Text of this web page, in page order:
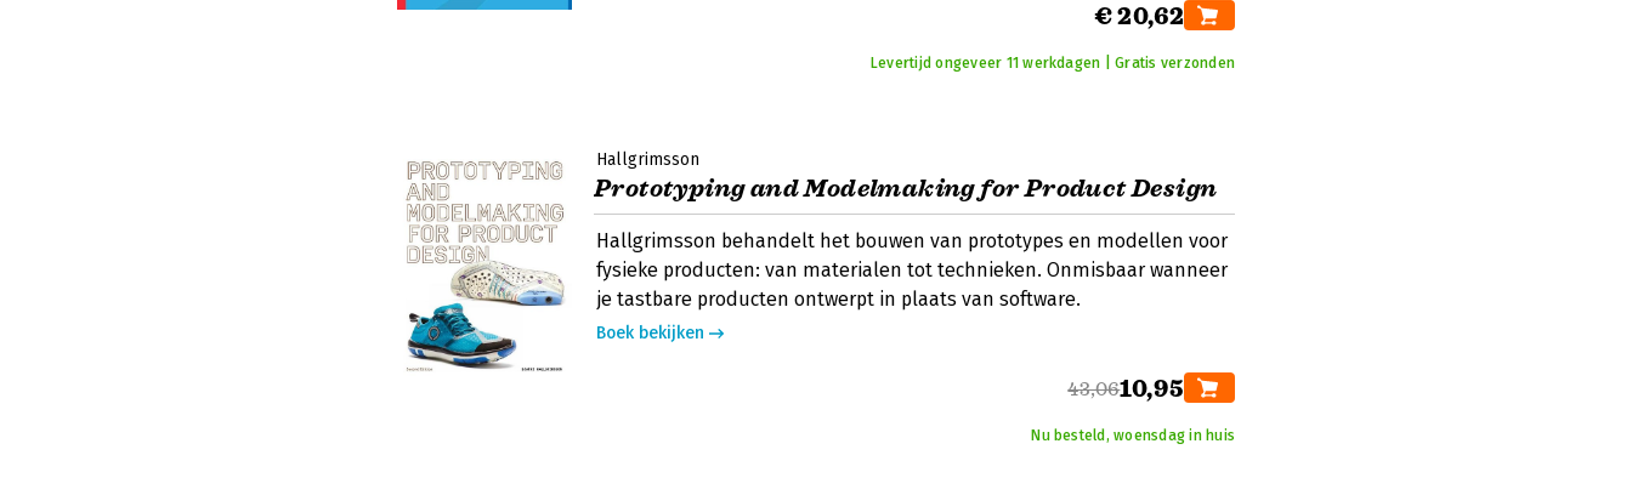
€ 20,62
Levertijd ongeveer 11 werkdagen | Gratis verzonden
Hallgrimsson
Prototyping and Modelmaking for Product Design
Hallgrimsson behandelt het bouwen van prototypes en modellen voor
fysieke producten: van materialen tot technieken. Onmisbaar wanneer
je tastbare producten ontwerpt in plaats van software.
Boek bekijken
43,0610,95
Nu besteld, woensdag in huis